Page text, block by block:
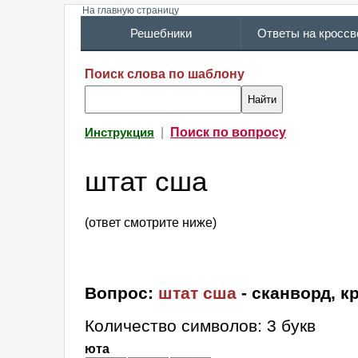
На главную страницу
Решебники Ответы на
Поиск слова по шаблону
Инструкция Поиск по вопросу
штат сша
(ответ смотрите ниже)
Вопрос: штат сша - сканворд,
Количество символов: 3 букв
юта